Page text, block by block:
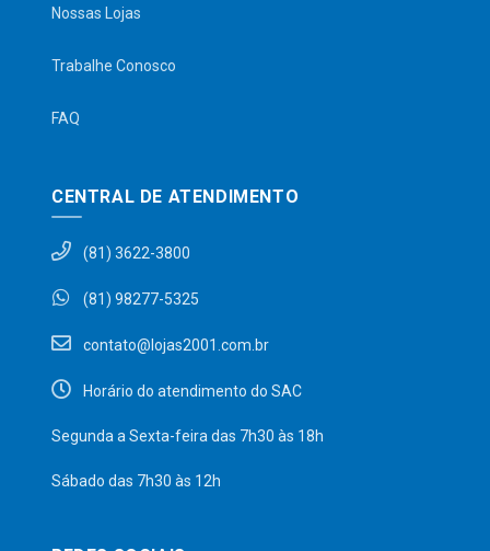
Nossas Lojas
Trabalhe Conosco
FAQ
CENTRAL DE ATENDIMENTO
(81) 3622-3800
(81) 98277-5325
contato@lojas2001.com.br
Horário do atendimento do SAC
Segunda a Sexta-feira das 7h30 às 18h
Sábado das 7h30 às 12h